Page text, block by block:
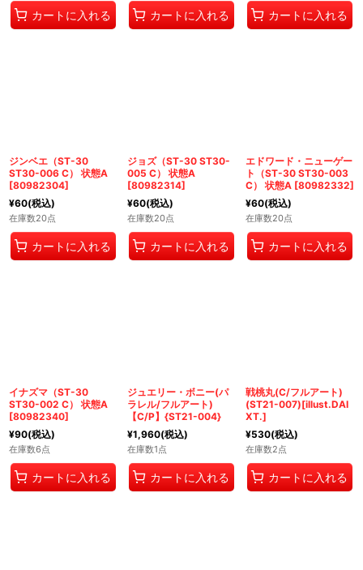
カートに入れる カートに入れる カートに入れる
ジンベエ（ST-30
ST30-006 C） 状態A
[80982304]
¥60(税込)
在庫数20点
カートに入れる
ジョズ（ST-30 ST30-
005 C） 状態A
[80982314]
¥60(税込)
在庫数20点
カートに入れる
エドワード・ニューゲー
ト（ST-30 ST30-003
C） 状態A [80982332]
¥60(税込)
在庫数20点
カートに入れる
イナズマ（ST-30
ST30-002 C） 状態A
[80982340]
¥90(税込)
在庫数6点
カートに入れる
ジュエリー・ボニー(パ
ラレル/フルアート)
【C/P】{ST21-004}
¥1,960(税込)
在庫数1点
カートに入れる
戦桃丸(C/フルアート)
(ST21-007)[illust.DAI
XT.]
¥530(税込)
在庫数2点
カートに入れる